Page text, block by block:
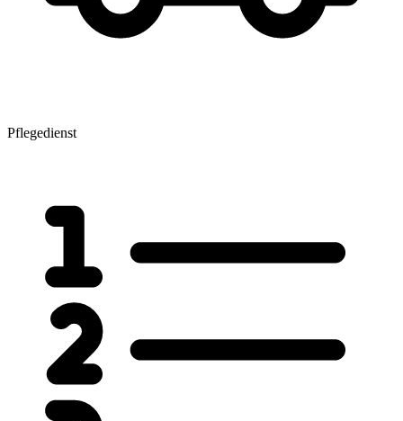
Pflegedienst